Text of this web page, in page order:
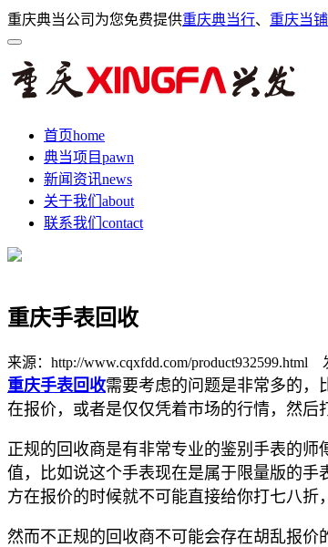
重庆典当公司为您免费提供重庆典当行、 重庆当
首页home
典当项目pawn
新闻资讯news
关于我们 about
联系我们 contact
重庆手表回收
来源：http://www.cqxfdd.com/product932599.html
重庆手表回收需要考虑的问题是非常多的，
在报价，或者是仅仅凭着市场的行情，然后
正规的回收商是有非常专业的鉴别手表的
值，比如说这个手表现在是属于限量版的
方在报价的时候就不可能直接给你打七八折
然而不正规的回收商不可能会存在胡乱报